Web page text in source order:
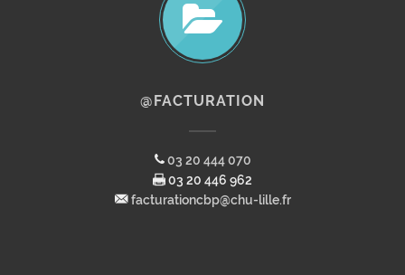
@FACTURATION
03 20 444 070
03 20 446 962
facturationcbp@chu-lille.fr